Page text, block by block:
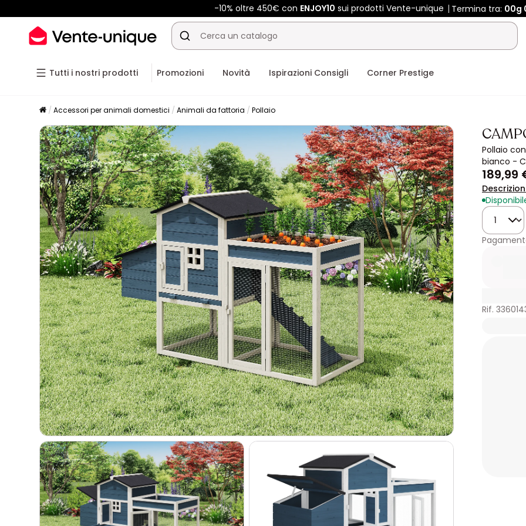
-10% oltre 450€ con ENJOY10 sui prodotti Vente-unique Termina tra: 00g
Tutti i nostri prodotti Promozioni Novità Ispirazioni Consigli Corner Prestige
Accessori per animali domestici Animali da fattoria Pollaio
Pollaio
bianco -
189,99
Quantità
Rif.